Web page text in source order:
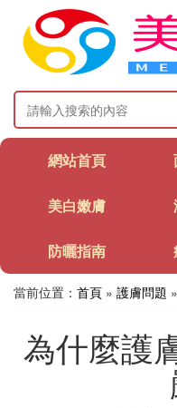
網站首頁
美白嫩膚
防曬指南
當前位置： 首頁 » 護膚問題
為什麼護